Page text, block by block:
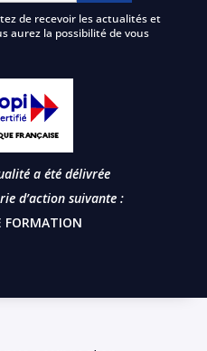
de recevoir les actualités et
aurez la possibilité de vous
a été délivrée
d’action suivante :
FORMATION